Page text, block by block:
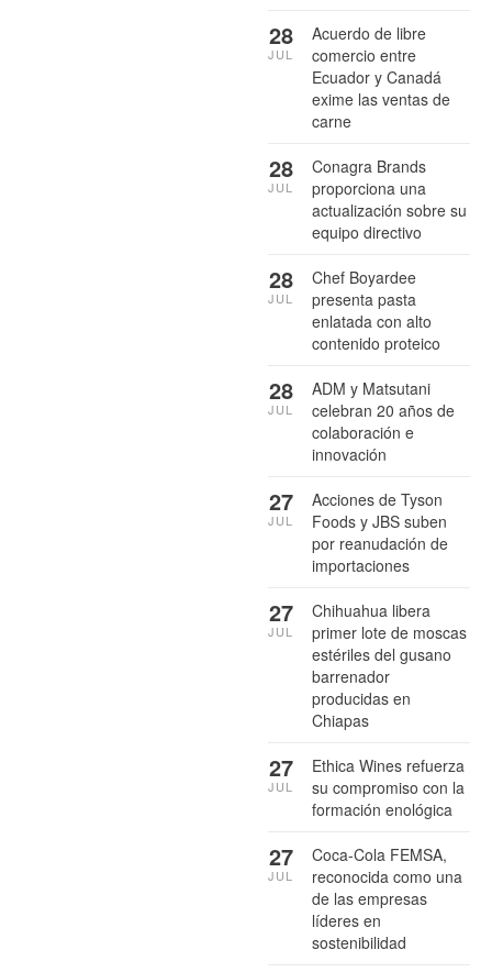
Acuerdo de libre
comercio entre
Ecuador y Canadá
exime las ventas de
carne
28
JUL
Conagra Brands
proporciona una
actualización sobre su
equipo directivo
28
JUL
Chef Boyardee
presenta pasta
enlatada con alto
contenido proteico
28
JUL
ADM y Matsutani
celebran 20 años de
colaboración e
innovación
28
JUL
Acciones de Tyson
Foods y JBS suben
por reanudación de
importaciones
27
JUL
Chihuahua libera
primer lote de moscas
estériles del gusano
barrenador
producidas en
Chiapas
27
JUL
Ethica Wines refuerza
su compromiso con la
formación enológica
27
JUL
Coca-Cola FEMSA,
reconocida como una
de las empresas
líderes en
sostenibilidad
27
JUL